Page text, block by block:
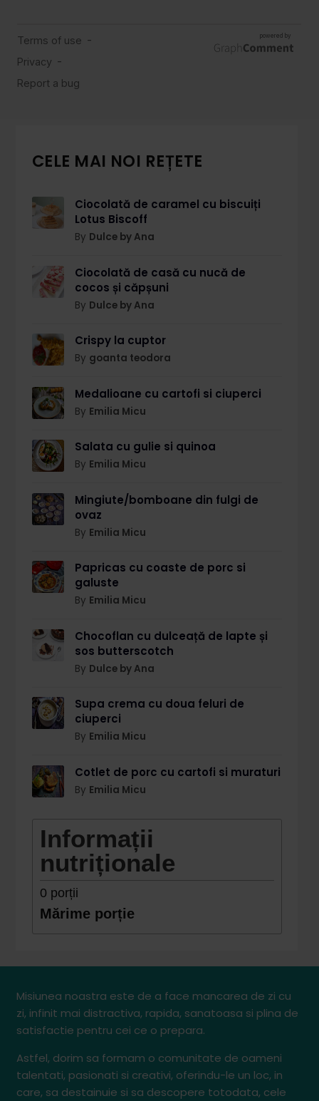
CELE MAI NOI REȚETE
Ciocolată de caramel cu biscuiți
Lotus Biscoff
By Dulce by Ana
Ciocolată de casă cu nucă de
cocos și căpșuni
By Dulce by Ana
Crispy la cuptor
By goanta teodora
Medalioane cu cartofi si ciuperci
By Emilia Micu
Salata cu gulie si quinoa
By Emilia Micu
Mingiute/bomboane din fulgi de
ovaz
By Emilia Micu
Papricas cu coaste de porc si
galuste
By Emilia Micu
Chocoflan cu dulceață de lapte și
sos butterscotch
By Dulce by Ana
Supa crema cu doua feluri de
ciuperci
By Emilia Micu
Cotlet de porc cu cartofi si muraturi
By Emilia Micu
Informații
nutriționale
0 porții
Mărime porție
Misiunea noastra este de a face mancarea de zi cu
zi, infinit mai distractiva, rapida, sanatoasa si plina de
satisfactie pentru cei ce o prepara.
Astfel, dorim sa formam o comunitate de oameni
talentati, pasionati si creativi, oferindu-le un loc, in
care, sa destainuie si sa descopere totodata, cele